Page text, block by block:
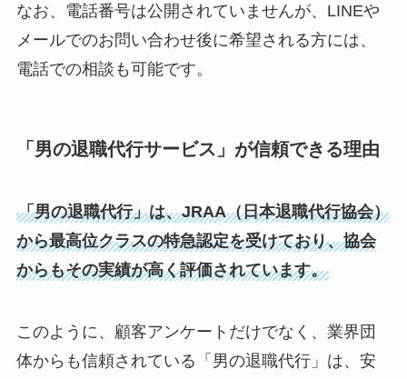
なお、電話番号は公開されていませんが、LINEや
メールでのお問い合わせ後に希望される方には、
電話での相談も可能です。
「男の退職代行サービス」が信頼できる理由
「男の退職代行」は、JRAA（日本退職代行協会）
から最高位クラスの特急認定を受けており、協会
からもその実績が高く評価されています。
このように、顧客アンケートだけでなく、業界団
体からも信頼されている「男の退職代行」は、安